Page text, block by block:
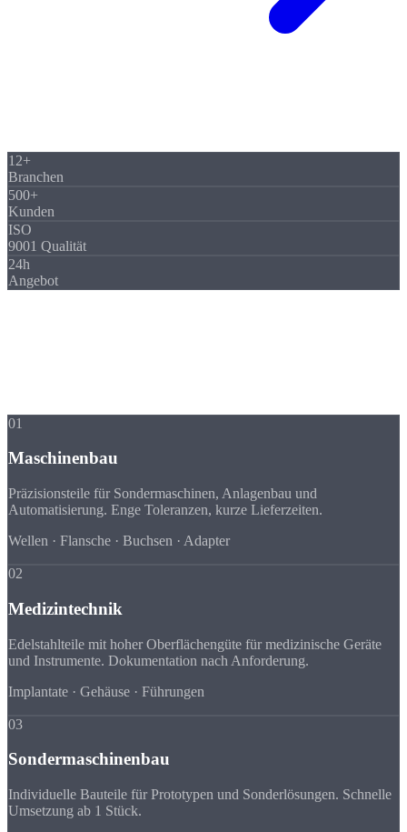
12+
Branchen
500+
Kunden
ISO
9001 Qualität
24h
Angebot
01
Maschinenbau
Präzisionsteile für Sondermaschinen, Anlagenbau und
Automatisierung. Enge Toleranzen, kurze Lieferzeiten.
Wellen · Flansche · Buchsen · Adapter
02
Medizintechnik
Edelstahlteile mit hoher Oberflächengüte für medizinische Geräte
und Instrumente. Dokumentation nach Anforderung.
Implantate · Gehäuse · Führungen
03
Sondermaschinenbau
Individuelle Bauteile für Prototypen und Sonderlösungen. Schnelle
Umsetzung ab 1 Stück.